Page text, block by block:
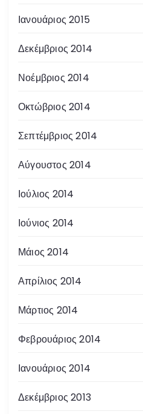
Ιανουάριος 2015
Δεκέμβριος 2014
Νοέμβριος 2014
Οκτώβριος 2014
Σεπτέμβριος 2014
Αύγουστος 2014
Ιούλιος 2014
Ιούνιος 2014
Μάιος 2014
Απρίλιος 2014
Μάρτιος 2014
Φεβρουάριος 2014
Ιανουάριος 2014
Δεκέμβριος 2013